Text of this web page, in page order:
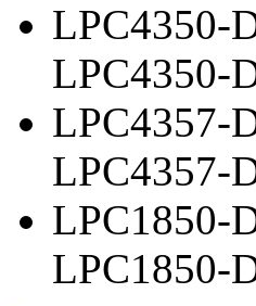
LPC4350-
LPC4350-
LPC4357-
LPC4357-
LPC1850-
LPC1850-